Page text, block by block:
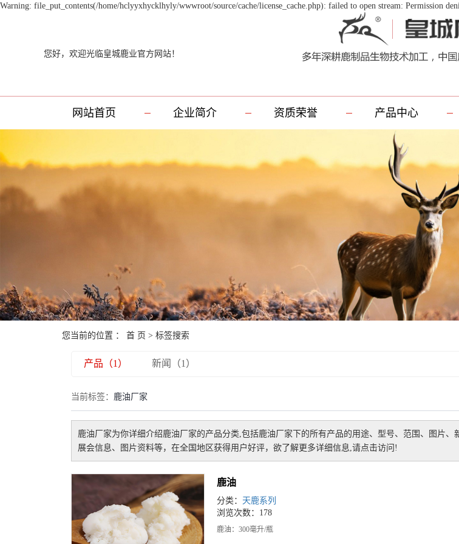
Warning: file_put_contents(/home/hclyyxhycklhyly/wwwroot/source/cache/license_cache.php): failed to open stream: Permission
您好，欢迎光临皇城鹿业官方网站！
网站首页 企业简介 资质荣誉 产品中心
您当前的位置 ： 首 页 > 标签搜索
产品（1） 新闻（1）
当前标签： 鹿油厂家
鹿油厂家为你详细介绍鹿油厂家的产品分类,包括鹿油厂家 下的所有产品的用途、型号、范围、图片
展会信息、图片资料等，在全国地区获得用户好评，欲了解更多详细信息,请点击访问!
鹿油
分类： 天鹿系列
浏览次数：178
鹿油：300毫升/瓶